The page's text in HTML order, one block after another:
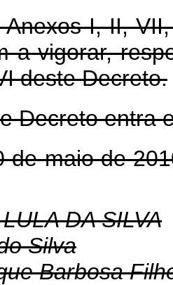
I, II, VII,
a vigorar,
deste Decreto.
Decreto entra
de maio de
DA SILVA
Silva
Barbosa